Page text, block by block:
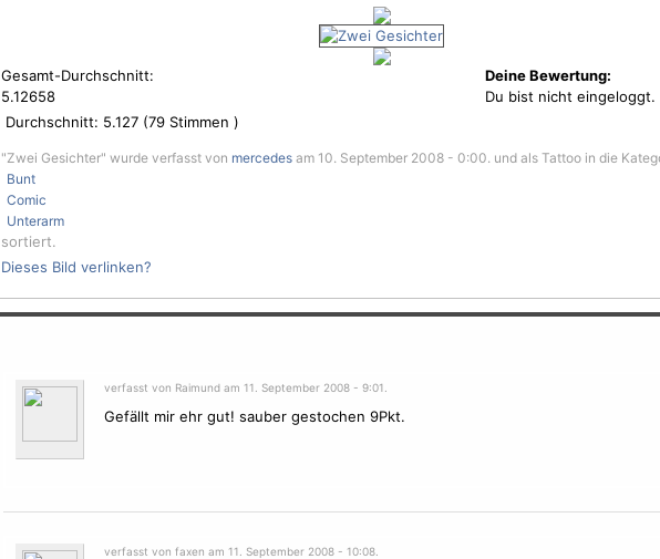
Gesamt-Durchschnitt:
5.12658
Durchschnitt: 5.127 (79 Stimmen )
Deine Bewertung:
Du bist nicht eingeloggt.
"Zwei Gesichter" wurde verfasst von mercedes am 10. September 2008 - 0:00. und als Tattoo in die
Bunt
Comic
Unterarm
sortiert.
Dieses Bild verlinken?
verfasst von Raimund am 11. September 2008 - 9:01.
Gefällt mir ehr gut! sauber gestochen 9Pkt.
verfasst von faxen am 11. September 2008 - 10:08.